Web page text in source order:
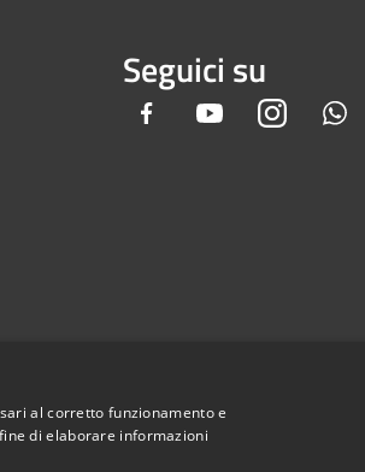
Seguici su
Facebook YoutubeInstagram
al corretto funzionamento e
di elaborare informazioni